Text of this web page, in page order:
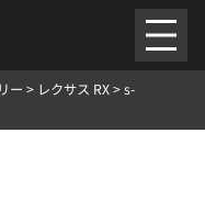
地
ー > レクサス RX>s-